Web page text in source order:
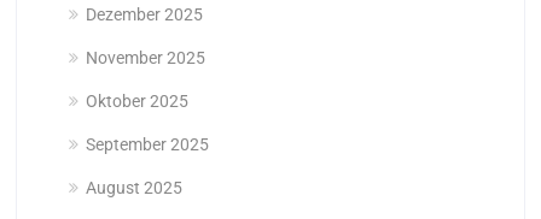
Dezember 2025
November 2025
Oktober 2025
September 2025
August 2025